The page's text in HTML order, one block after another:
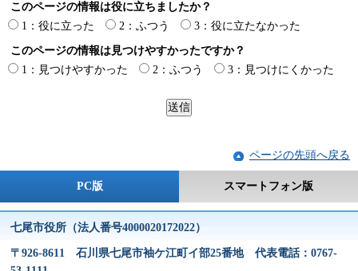
このページの情報は役に立ちましたか？
1：役に立った
2：ふつう 3：役に立たなかった
このページの情報は見つけやすかったですか？
1：見つけやすかった
2：ふつう 3：見つけにくかった
ページの先頭へ戻る
PC版 スマートフォン版
七尾市役所（法人番号4000020172022）
〒926-8611 石川県七尾市袖ケ江町イ部25番地 代表電話：0767-